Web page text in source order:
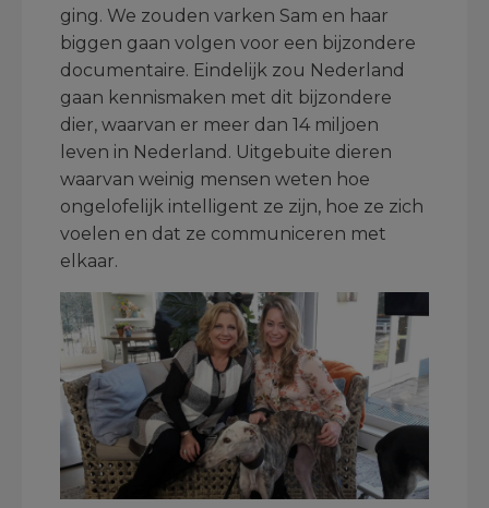
ging. We zouden varken Sam en haar
biggen gaan volgen voor een bijzondere
documentaire. Eindelijk zou Nederland
gaan kennismaken met dit bijzondere
dier, waarvan er meer dan 14 miljoen
leven in Nederland. Uitgebuite dieren
waarvan weinig mensen weten hoe
ongelofelijk intelligent ze zijn, hoe ze zich
voelen en dat ze communiceren met
elkaar.